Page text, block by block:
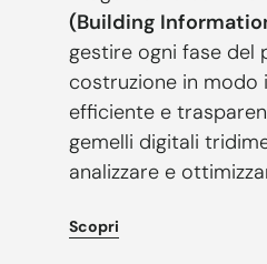
(Building
gestire ogni fase del
costruzione in modo
efficiente e
gemelli digitali
analizzare e
Scopri